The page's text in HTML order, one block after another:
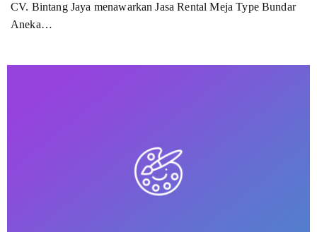
CV. Bintang Jaya menawarkan Jasa Rental Meja Type Bundar
Aneka…